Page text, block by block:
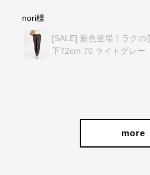
nori様
[SALE] 新色登場！ラク
下72cm 70 ライトグレー
more